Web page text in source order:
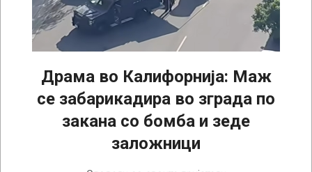
Драма во Калифорнија: Маж
се забарикадира во зграда по
закана со бомба и зеде
заложници